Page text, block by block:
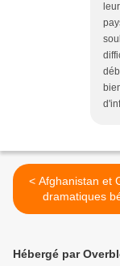
< Afghanistan et Géorgie:
dramatiques
atlantistes
Hébergé par